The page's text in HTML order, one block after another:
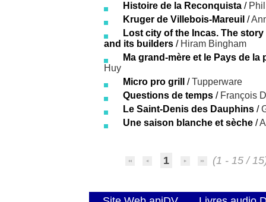
Histoire de la Reconquista /
Kruger de Villebois-Mareuil /
Lost city of the Incas. The
and its builders / Hiram Bingham
Ma grand-mère et le Pays de la
Huy
Micro pro grill
/Tupperware
Questions de temps / François
Le Saint-Denis des Dauphins /
Une saison blanche et sèche /
1 (1 - 15 /